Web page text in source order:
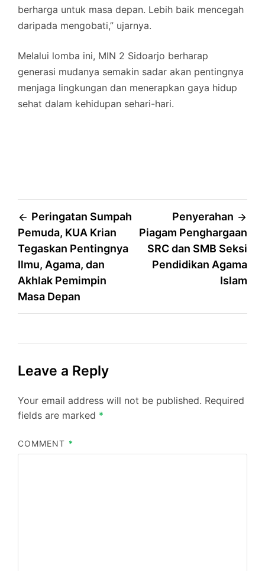
berharga untuk masa depan. Lebih baik mencegah
daripada mengobati,” ujarnya.
Melalui lomba ini, MIN 2 Sidoarjo berharap
generasi mudanya semakin sadar akan pentingnya
menjaga lingkungan dan menerapkan gaya hidup
sehat dalam kehidupan sehari-hari.
Post
navigation
Peringatan Sumpah
Pemuda, KUA Krian
Tegaskan Pentingnya
Ilmu, Agama, dan
Akhlak Pemimpin
Masa Depan
Penyerahan
Piagam Penghargaan
SRC dan SMB Seksi
Pendidikan Agama
Islam
Leave a Reply
Your email address will not be published. Required
fields are marked *
COMMENT *